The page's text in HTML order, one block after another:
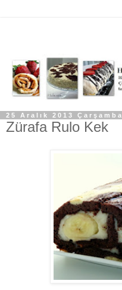
25 Aralık 2013 Çarşamba
Zürafa Rulo Kek